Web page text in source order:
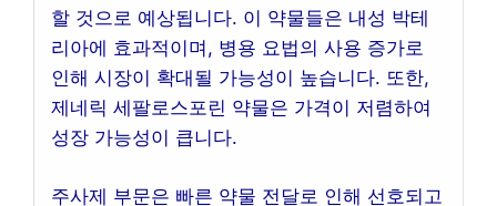
할 것으로 예상됩니다. 이 약물들은 내성 박테
리아에 효과적이며, 병용 요법의 사용 증가로
인해 시장이 확대될 가능성이 높습니다. 또한,
제네릭 세팔로스포린 약물은 가격이 저렴하여
성장 가능성이 큽니다.
주사제 부문은 빠른 약물 전달로 인해 선호되고